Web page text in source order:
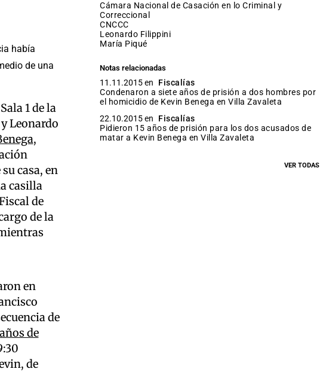
había
de una
1 de la
Leonardo
,
casa, en
casilla
de
de la
en
de
de
de
Cámara Nacional de Casación en lo Criminal y
Correccional
CNCCC
Leonardo Filippini
María Piqué
Notas relacionadas
11.11.2015 en
Fiscalías
Condenaron a siete años de prisión a dos hombres por
el homicidio de Kevin Benega en Villa Zavaleta
22.10.2015 en
Fiscalías
Pidieron 15 años de prisión para los dos acusados de
matar a Kevin Benega en Villa Zavaleta
VER TODAS